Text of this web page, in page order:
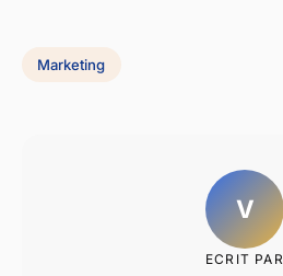
Marketing
V
ECRIT PAR